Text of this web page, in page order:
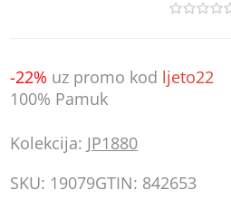
-22% uz promo kod ljeto22
100% Pamuk
Kolekcija: JP1880
SKU: 19079GTIN: 842653